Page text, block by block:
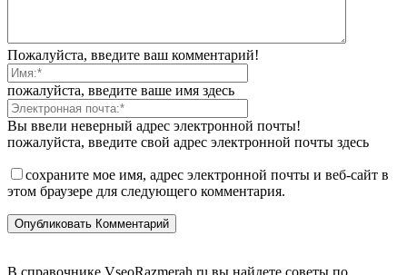
Пожалуйста, введите ваш комментарий!
пожалуйста, введите ваше имя здесь
Вы ввели неверный адрес электронной почты!
пожалуйста, введите свой адрес электронной почты здесь
сохраните мое имя, адрес электронной почты и веб-сайт в
этом браузере для следующего комментария.
В справочнике VseoRazmerah.ru вы найдете советы по